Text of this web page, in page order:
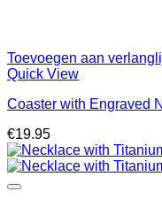
Toevoegen aan
Quick View
Coaster with Engraved
€19.95